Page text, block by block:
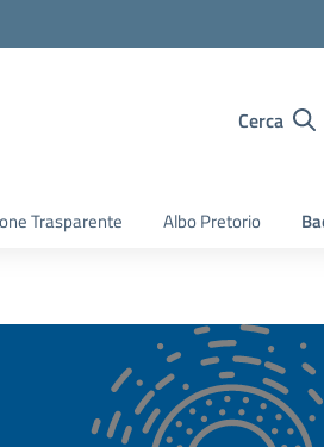
Cerca
Trasparente Albo Pretorio